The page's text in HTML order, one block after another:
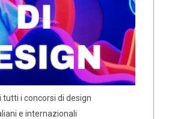
tutti i concorsi di design
e internazionali